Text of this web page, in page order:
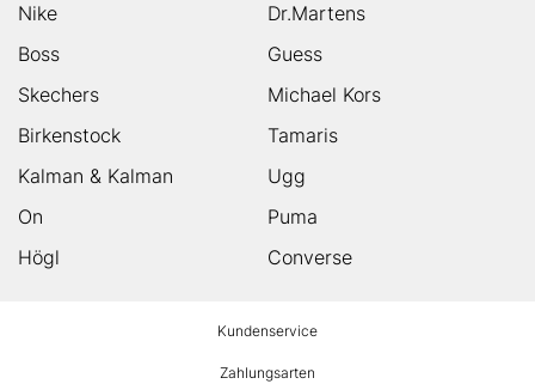
Nike
Dr.Martens
Boss
Guess
Skechers
Michael Kors
Birkenstock
Tamaris
Kalman & Kalman
Ugg
On
Puma
Högl
Converse
Kundenservice
Zahlungsarten